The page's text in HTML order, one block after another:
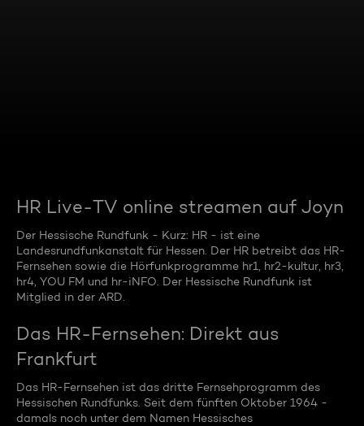
HR Live-TV online streamen auf Joyn
Der Hessische Rundfunk - Kurz: HR - ist eine
Landesrundfunkanstalt für Hessen. Der HR betreibt das HR-
Fernsehen sowie die Hörfunkprogramme hr1, hr2-kultur, hr3,
hr4, YOU FM und hr-iNFO. Der Hessische Rundfunk ist
Mitglied in der ARD.
Das HR-Fernsehen: Direkt aus
Frankfurt
Das HR-Fernsehen ist das dritte Fernsehprogramm des
Hessischen Rundfunks. Seit dem fünften Oktober 1964 -
damals noch unter dem Namen Hessisches